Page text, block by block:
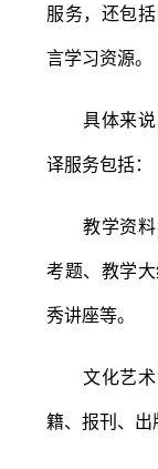
服务，还包
言学习资源。
具体来说
译服务包括：
教学资料
考题、教学
秀讲座等。
文化艺术
籍、报刊、出